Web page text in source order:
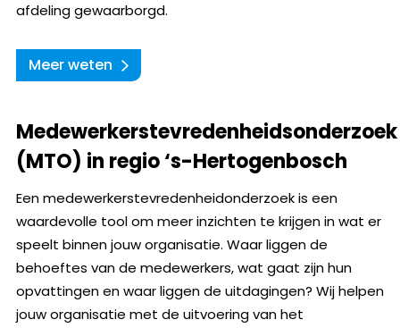
afdeling gewaarborgd.
Meer weten
Medewerkerstevredenheidsonderzoek
(MTO) in regio ‘s-Hertogenbosch
Een medewerkerstevredenheidonderzoek is een
waardevolle tool om meer inzichten te krijgen in wat er
speelt binnen jouw organisatie. Waar liggen de
behoeftes van de medewerkers, wat gaat zijn hun
opvattingen en waar liggen de uitdagingen? Wij helpen
jouw organisatie met de uitvoering van het